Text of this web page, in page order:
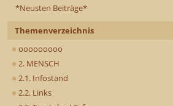
*Neusten Beiträge*
Themenverzeichnis
ooooooooo
2. MENSCH
2.1. Infostand
2.2. Links